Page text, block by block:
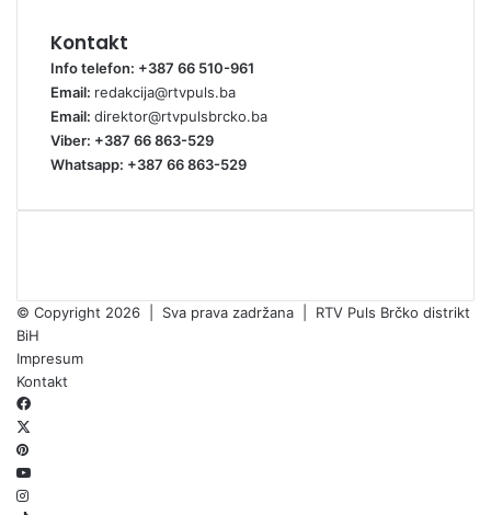
Kontakt
Info telefon: +387 66 510-961
Email: redakcija@rtvpuls.ba
Email: direktor@rtvpulsbrcko.ba
Viber: +387 66 863-529
Whatsapp: +387 66 863-529
© Copyright 2026 | Sva prava zadržana | RTV Puls Brčko distrikt
BiH
Impresum
Kontakt